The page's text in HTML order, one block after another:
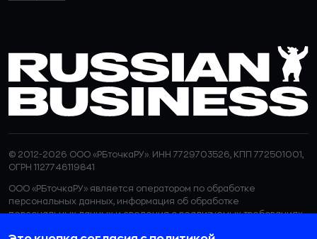
© 2012-2026 ООО «РБточкаРУ». ИНН 7729703526, КПП 772501001,
ОГРН 1127746119841
ООО «РБточкаРУ» является оператором по обработке
персональных данных, информация об обработке
персональных данных и сведения о реализуемых требованиях